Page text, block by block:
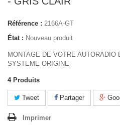
Référence : 2166A-GT
État : Nouveau produit
MONTAGE DE VOTRE AUTORADIO
SYSTEME ORIGINE
4 Produits
Tweet Partager
Imprimer